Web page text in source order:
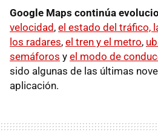
Google Maps continúa
velocidad , el estado del tráfico,
los radares, el tren y el metro,
semáforos y el modo de
sido algunas de las últimas
aplicación.